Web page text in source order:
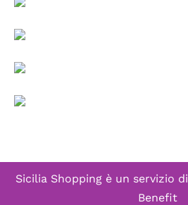
Sicilia Shopping è un servizio di
Benefit